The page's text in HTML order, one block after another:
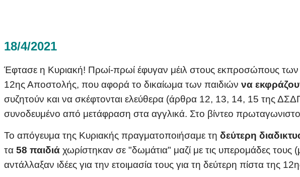
18/4/2021
Έφτασε η Κυριακή! Πρωί-πρωί έφυγαν μέιλ στους εκπροσώπους των
12ης Αποστολής, που αφορά το δικαίωμα των παιδιών να
συζητούν και να σκέφτονται ελεύθερα (άρθρα 12, 13, 14, 15 της
συνοδευμένο από μετάφραση στα αγγλικά. Στο βίντεο
Το απόγευμα της Κυριακής πραγματοποιήσαμε τη δεύτερη
τα 58 παιδιά χωρίστηκαν σε "δωμάτια" μαζί με τις υπερομάδες
αντάλλαξαν ιδέες για την ετοιμασία τους για τη δεύτερη πίστα της